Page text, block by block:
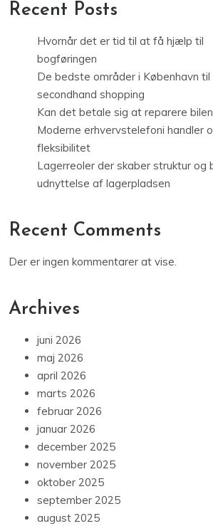
Recent Posts
Hvornår det er tid til at få hjælp til
bogføringen
De bedste områder i København til
secondhand shopping
Kan det betale sig at reparere
Moderne erhvervstelefoni handler
fleksibilitet
Lagerreoler der skaber struktur og
udnyttelse af lagerpladsen
Recent Comments
Der er ingen kommentarer at vise.
Archives
juni 2026
maj 2026
april 2026
marts 2026
februar 2026
januar 2026
december 2025
november 2025
oktober 2025
september 2025
august 2025